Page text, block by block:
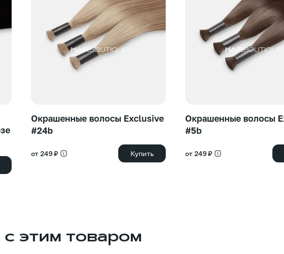
Окрашенные волосы Exclusive
#24b
от 249 ₽ Купить
Окрашенные волосы
#5b
от 249 ₽
этим товаром